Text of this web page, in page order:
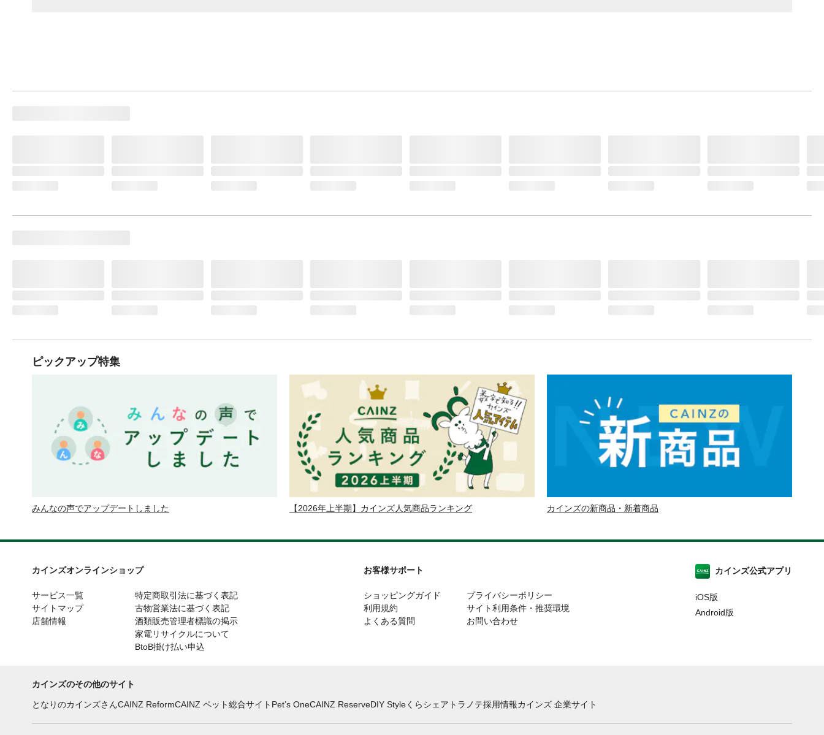
ピックアップ特集
みんなの声でアップデートしました 【2026年上半期】カインズ人気商品ランキング カインズの新商品・新着商品
カインズオンラインショップ
サービス一覧
サイトマップ
店舗情報
特定商取引法に基づく表記
古物営業法に基づく表記
酒類販売管理者標識の掲示
家電リサイクルについて
BtoB掛け払い申込
お客様サポート
ショッピングガイド
利用規約
よくある質問
プライバシーポリシー
サイト利用条件・推奨環境
お問い合わせ
カインズ公式アプリ
iOS版
Android版
カインズのその他のサイト
となりのカインズさんCAINZ ReformCAINZ ペット総合サイト Pet’s OneCAINZ ReserveDIY Styleくらシェア トラノテ採用情報カインズ 企業サイト